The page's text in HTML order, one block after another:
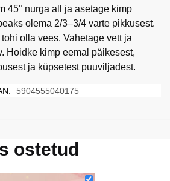
45° nurga all ja asetage kimp
olema 2/3–3/4 varte pikkusest.
olla vees. Vahetage vett ja
Hoidke kimp eemal päikesest,
ja küpsetest puuviljadest.
5904555040175
ostetud